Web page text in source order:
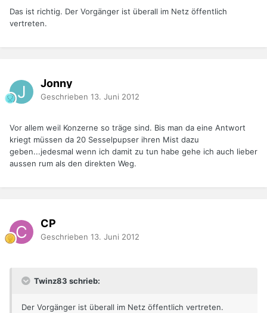
Das ist richtig. Der Vorgänger ist überall im Netz öffentlich
vertreten.
Jonny
Geschrieben 13. Juni 2012
Vor allem weil Konzerne so träge sind. Bis man da eine Antwort
kriegt müssen da 20 Sesselpupser ihren Mist dazu
geben...jedesmal wenn ich damit zu tun habe gehe ich auch lieber
aussen rum als den direkten Weg.
CP
Geschrieben 13. Juni 2012
Twinz83 schrieb:
Der Vorgänger ist überall im Netz öffentlich vertreten.